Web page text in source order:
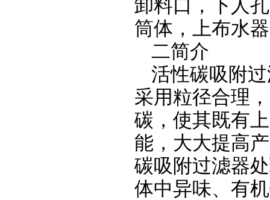
卸料口，下人
筒体，上布水
二简介
活性碳吸附
采用粒径合理
碳，使其既有
能，大大提高
碳吸附过滤器
体中异味、有